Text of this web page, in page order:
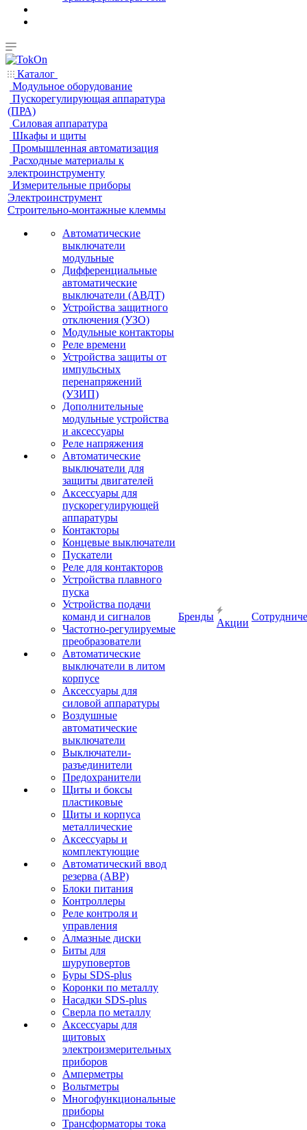
Каталог
Модульное оборудование
Пускорегулирующая аппаратура
(ПРА)
Силовая аппаратура
Шкафы и щиты
Промышленная автоматизация
Расходные материалы к
электроинструменту
Измерительные приборы
Электроинструмент
Строительно-монтажные клеммы
Автоматические
выключатели
модульные
Дифференциальные
автоматические
выключатели (АВДТ)
Устройства защитного
отключения (УЗО)
Модульные контакторы
Реле времени
Устройства защиты от
импульсных
перенапряжений
(УЗИП)
Дополнительные
модульные устройства
и аксессуары
Реле напряжения
Автоматические
выключатели для
защиты двигателей
Аксессуары для
пускорегулирующей
аппаратуры
Контакторы
Концевые выключатели
Пускатели
Реле для контакторов
Устройства плавного
пуска
Устройства подачи
команд и сигналов
Частотно-регулируемые
преобразователи
Автоматические
выключатели в литом
корпусе
Аксессуары для
силовой аппаратуры
Воздушные
автоматические
выключатели
Выключатели-
разъединители
Предохранители
Щиты и боксы
пластиковые
Щиты и корпуса
металлические
Аксессуары и
комплектующие
Автоматический ввод
резерва (АВР)
Блоки питания
Контроллеры
Реле контроля и
управления
Алмазные диски
Биты для
шуруповертов
Буры SDS-plus
Коронки по металлу
Насадки SDS-plus
Сверла по металлу
Аксессуары для
щитовых
электроизмерительных
приборов
Амперметры
Вольтметры
Многофункциональные
приборы
Трансформаторы тока
Бренды
Акции